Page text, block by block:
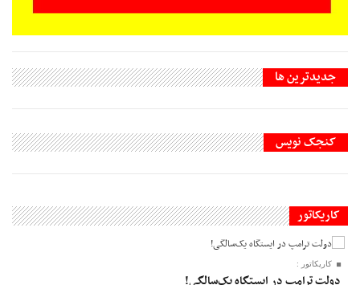
جديدترين ها
کنجک نویس
کاریکاتور
کاریکاتور :